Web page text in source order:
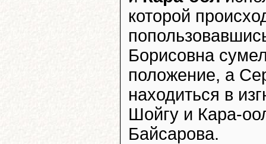
которой
Борисовна
положение, а
находиться в
Шойгу и Кара-
Байсарова.